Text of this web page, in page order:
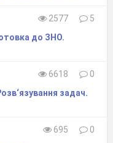
2577
5
до ЗНО.
6618
0
задач.
695
0